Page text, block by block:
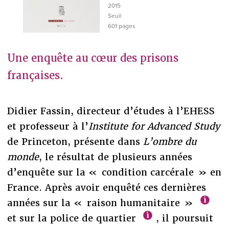
2015
Seuil
601 pages
Une enquête au cœur des prisons
françaises.
Didier Fassin, directeur d’études à l’EHESS
et professeur à l’Institute for Advanced Study
de Princeton, présente dans L’ombre du
monde, le résultat de plusieurs années
d’enquête sur la « condition carcérale » en
France. Après avoir enquêté ces dernières
années sur la « raison humanitaire »
et sur la police de quartier
, il poursuit